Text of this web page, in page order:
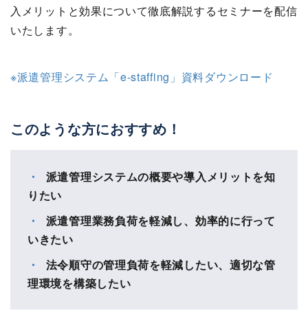
入メリットと効果について徹底解説するセミナーを配信
いたします。
※派遣管理システム「e-staffing」資料ダウンロード
このような方におすすめ！
派遣管理システムの概要や導入メリットを知
りたい
派遣管理業務負荷を軽減し、効率的に行って
いきたい
法令順守の管理負荷を軽減したい、適切な管
理環境を構築したい